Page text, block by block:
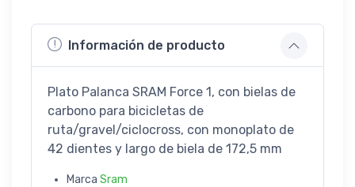
Información de producto
Plato Palanca SRAM Force 1, con bielas de
carbono para bicicletas de
ruta/gravel/ciclocross, con monoplato de
42 dientes y largo de biela de 172,5 mm
Marca Sram